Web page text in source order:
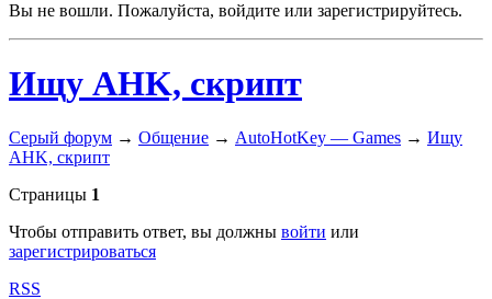
Вы не вошли. Пожалуйста, войдите или зарегистрируйтесь.
Ищу AHK, скрипт
Серый форум → Общение → AutoHotKey — Games → Ищу
AHK, скрипт
Страницы 1
Чтобы отправить ответ, вы должны войти или
зарегистрироваться
RSS